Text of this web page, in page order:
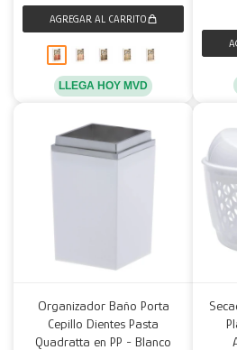
LLEGA HOY MVD
Organizador Baño Porta
Cepillo Dientes Pasta
Quadratta en PP - Blanco